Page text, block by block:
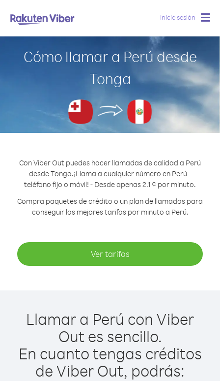
Inicie sesión
Cómo llamar a Perú desde
Tonga
Con Viber Out puedes hacer llamadas de calidad a Perú
desde Tonga.¡Llama a cualquier número en Perú -
teléfono fijo o móvil! - Desde apenas 2.1 ¢ por minuto.
Compra paquetes de crédito o un plan de llamadas para
conseguir las mejores tarifas por minuto a Perú.
Ver tarifas
Llamar a Perú con Viber
Out es sencillo.
En cuanto tengas créditos
de Viber Out, podrás: